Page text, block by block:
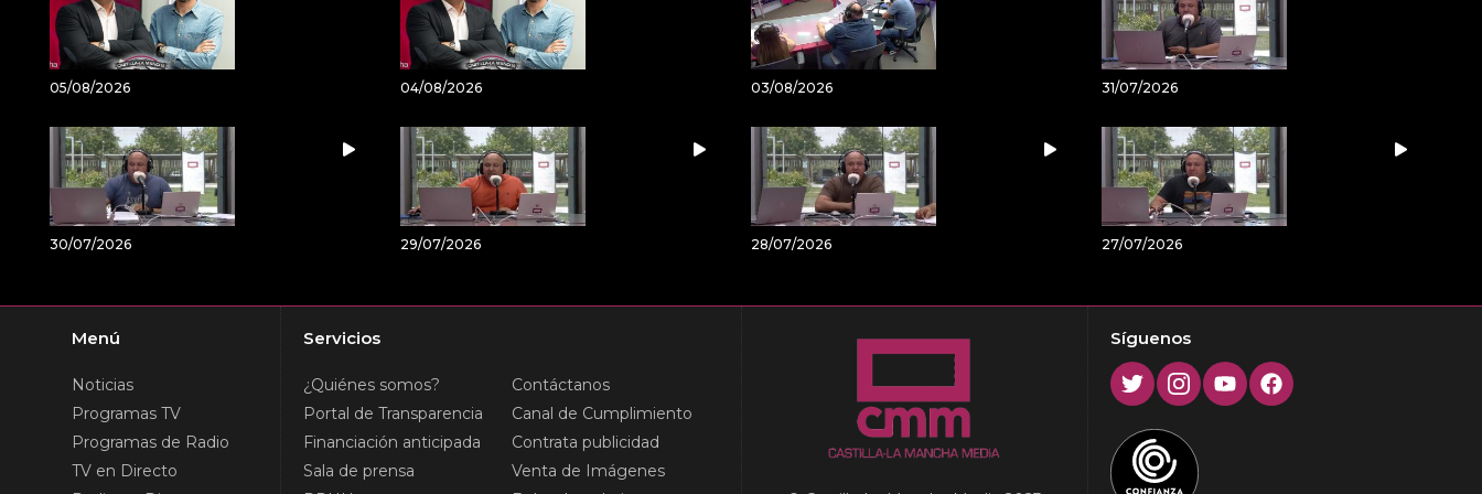
05/08/2026 04/08/2026 03/08/2026 31/07/2026
30/07/2026 29/07/2026 28/07/2026 27/07/2026
Menú
Noticias
Programas TV
Programas de Radio
TV en Directo
Servicios
¿Quiénes somos?
Portal de Transparencia
Financiación anticipada
Sala de prensa
Contáctanos
Canal de Cumplimiento
Contrata publicidad
Venta de Imágenes
Síguenos
TwitterInstagram
YoutubeFacebook